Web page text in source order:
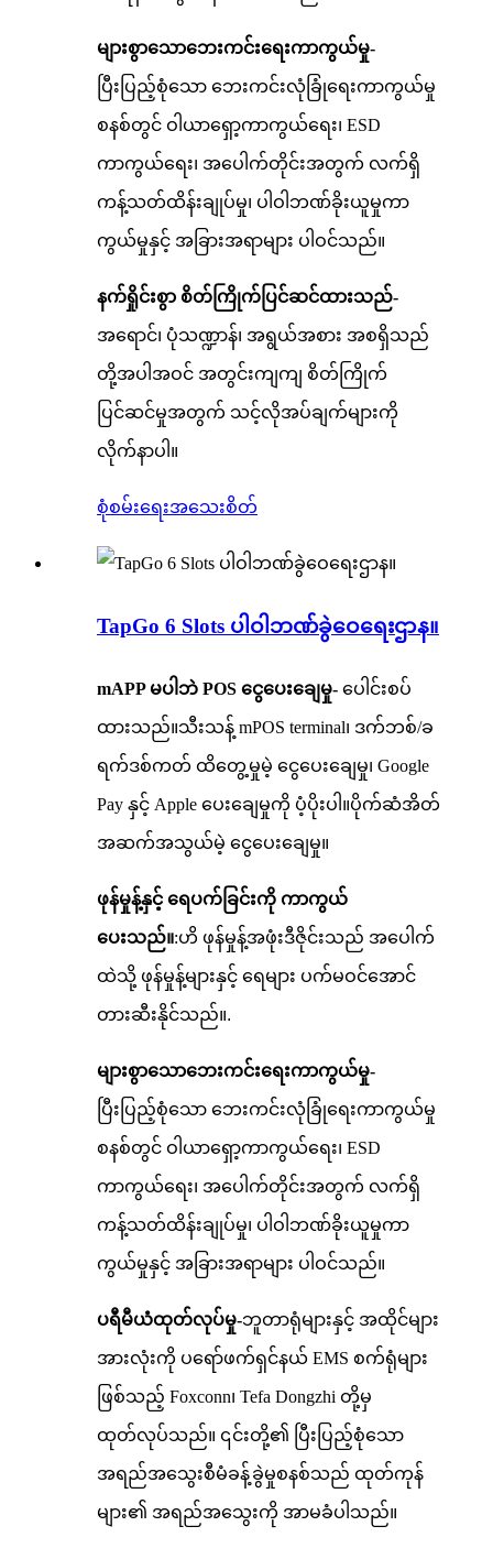
များစွာသောဘေးကင်းရေးကာကွယ်မှု-
ပြီးပြည့်စုံသော ဘေးကင်းလုံခြုံရေးကာကွယ်မှု
စနစ်တွင် ဝါယာရှော့ကာကွယ်ရေး၊ ESD
ကာကွယ်ရေး၊ အပေါက်တိုင်းအတွက် လက်ရှိ
ကန့်သတ်ထိန်းချုပ်မှု၊ ပါဝါဘဏ်ခိုးယူမှုကာ
ကွယ်မှုနှင့် အခြားအရာများ ပါဝင်သည်။
နက်ရှိုင်းစွာ စိတ်ကြိုက်ပြင်ဆင်ထားသည်-
အရောင်၊ ပုံသဏ္ဍာန်၊ အရွယ်အစား အစရှိသည်
တို့အပါအဝင် အတွင်းကျကျ စိတ်ကြိုက်
ပြင်ဆင်မှုအတွက် သင့်လိုအပ်ချက်များကို
လိုက်နာပါ။
စုံစမ်းရေးအသေးစိတ်
TapGo 6 Slots ပါဝါဘဏ်ခွဲဝေရေးဌာန။
mAPP မပါဘဲ POS ငွေပေးချေမှု- ပေါင်းစပ်
ထားသည်။သီးသန့် mPOS terminal၊ ဒက်ဘစ်/ခ
ရက်ဒစ်ကတ် ထိတွေ့မှုမဲ့ ငွေပေးချေမှု၊ Google
Pay နှင့် Apple ပေးချေမှုကို ပံ့ပိုးပါ။ပိုက်ဆံအိတ်
အဆက်အသွယ်မဲ့ ငွေပေးချေမှု။
ဖုန်မှုန့်နှင့် ရေပက်ခြင်းကို ကာကွယ်
ပေးသည်။:ဟိ ဖုန်မှုန့်အဖုံးဒီဇိုင်းသည် အပေါက်
ထဲသို့ ဖုန်မှုန့်များနှင့် ရေများ ပက်မဝင်အောင်
တားဆီးနိုင်သည်။.
များစွာသောဘေးကင်းရေးကာကွယ်မှု-
ပြီးပြည့်စုံသော ဘေးကင်းလုံခြုံရေးကာကွယ်မှု
စနစ်တွင် ဝါယာရှော့ကာကွယ်ရေး၊ ESD
ကာကွယ်ရေး၊ အပေါက်တိုင်းအတွက် လက်ရှိ
ကန့်သတ်ထိန်းချုပ်မှု၊ ပါဝါဘဏ်ခိုးယူမှုကာ
ကွယ်မှုနှင့် အခြားအရာများ ပါဝင်သည်။
ပရီမီယံထုတ်လုပ်မှု-ဘူတာရုံများနှင့် အထိုင်များ
အားလုံးကို ပရော်ဖက်ရှင်နယ် EMS စက်ရုံများ
ဖြစ်သည့် Foxconn၊ Tefa Dongzhi တို့မှ
ထုတ်လုပ်သည်။ ၎င်းတို့၏ ပြီးပြည့်စုံသော
အရည်အသွေးစီမံခန့်ခွဲမှုစနစ်သည် ထုတ်ကုန်
များ၏ အရည်အသွေးကို အာမခံပါသည်။